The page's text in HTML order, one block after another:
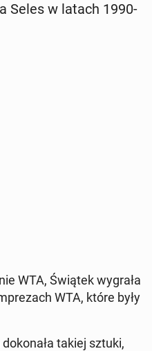
Seles w latach 1990-
WTA, Świątek wygrała
WTA, które były
takiej sztuki,